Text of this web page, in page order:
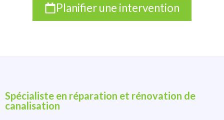
Planifier une intervention
Spécialiste en réparation et rénovation de
canalisation